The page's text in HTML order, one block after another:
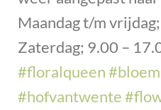
Maandag t/m
Zaterdag; 9.00 –
#floralqueen
#hofvantwente